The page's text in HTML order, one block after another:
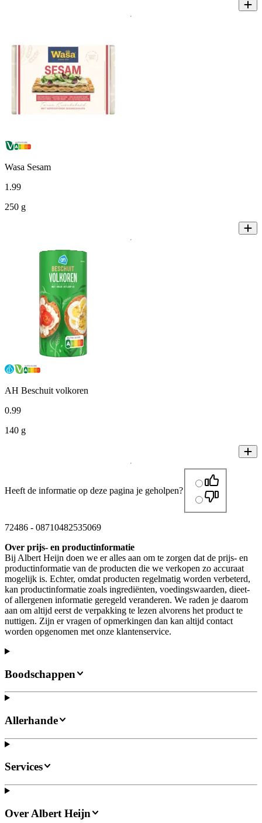
Wasa Sesam
1 .99
250 g
AH Beschuit volkoren
0.99
140 g
Heeft de informatie op deze pagina je geholpen?
72486 - 08710482535069
Over prijs- en productinformatie
Bij Albert Heijn doen we er alles aan om te zorgen dat de prijs- en
productinformatie van de producten die we verkopen zo accuraat
mogelijk is. Echter, omdat producten regelmatig worden verbeterd,
kan productinformatie zoals ingrediënten, voedingswaarden, dieet-
of allergenen informatie geregeld veranderen. We raden je daarom
aan om altijd eerst de verpakking te lezen alvorens het product te
nuttigen. Zijn er vragen of opmerkingen dan kan altijd contact
worden opgenomen met onze klantenservice.
Boodschappen
Allerhande
Services
Over Albert Heijn